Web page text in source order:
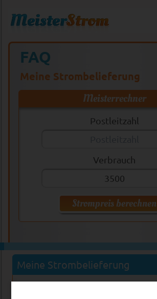
FAQ
Meine Strombelieferung
Meisterrechner
Postleitzahl
Verbrauch
Strompreis berechnen
Meine Strombelieferung